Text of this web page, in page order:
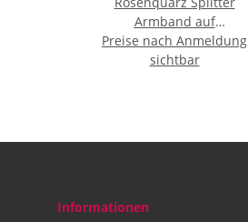
Armband auf
Stretchband ca. 5 - 8
mm, 19 - 20 cm lang
Preise nach Anmeldung
sichtbar
Informationen